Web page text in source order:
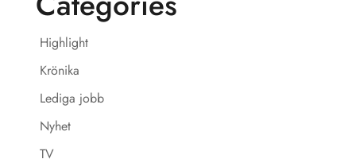
Highlight
Krönika
Lediga jobb
Nyhet
TV